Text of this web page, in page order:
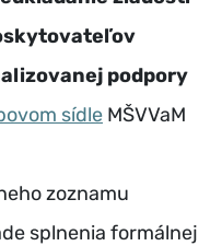
podpory
sídle MŠVVaM
zoznamu
splnenia formálnej